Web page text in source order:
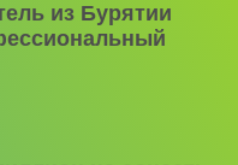
из Бурятии